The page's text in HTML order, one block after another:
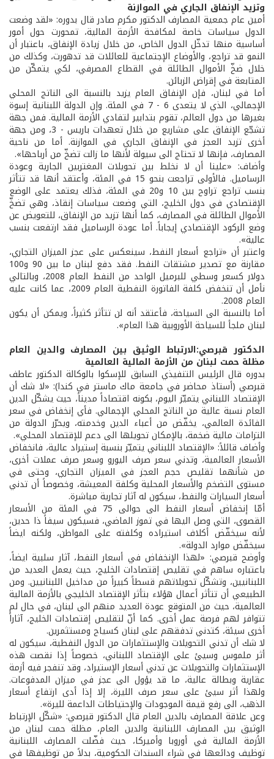
وتزيد الإنفاق الجاري في الموازنة
أمين عام جمعية المصارف الدكتور مكرم صادر قال بدوره: «لقد وضعت
الدول سياسات خاصة لمكافحة الأزمة المالية، تمحورت حول أمور
أساسية منها تدخّل الدول الخاص، من خلال زيادة الإنفاق، باعتبار أن
النمو قد تراجع، والأوضاع الإجتماعية للعائلات قد تدهورت، وكذلك من
خلال ضخّ الأموال الطائلة في القطاع المصرفي، لكي يتمكّن من
المتابعة في إقراض الزبائن.
أما في لبنان، فإن الإنفاق العام يزيد بالنسبة الى الناتج المحلي
الإجمالي، الذي لا يتعدى 6 - 7 في المئة. وإن الدولة اللبنانية إسوة
بغيرها من دول العالم، تقوم بتدابير لتفادي الأزمة المالية. فمن جهة
تشجّع الإنفاق على مشاريع من خلال تعهدات باريس - 3، ومن جهة
أخرى تزيد العجز في الإنفاق الجاري في الموازنة. أما من ناحية
المصارف، فإنها لا تحتاج الى سيولة لأنها ما زالت تضخّ من أرباحها».
وأضاف: «علينا أن لا نخلط بين تحويلات المغتربين الجارية وعودة
الرساميل. فالأولى تراجعت بنحو 15 في المئة، وأعتقد أنها قد تتأثر
بنسب تراجع تراوح بين 10 و20 في المئة، فذلك يعتمد على الوضع
الإقتصادي في دول الخليج، التي وضعت سياسات إنقاذ، وهي تضخّ
الأموال الطائلة في المصارف، كما أنها تزيد من الإنفاق، للتعويض عن
وضع الركود الإقتصادي إيجاباً. أما عودة الرساميل فقد ارتفعت بنسب
عالية».
واعتبر أن «تراجع أسعار النفط، سينعكس على عجز الميزان التجاري،
مقارنة مع تصدير مشتقات النفط. فقد دفع لبنان ما بين 90 و100
دولار كسعر وسطي للبرميل الواحد من النفط العام 2008، وبالتالي
نأمل أن تنخفض كلفة الفاتورة النفطية العام 2009، عما كانت عليه
العام 2008.
أما بالنسبة الى السياحة، فأعتقد أنه لن تتأثر كثيراً، ويمكن أن يكون
لبنان ملجأ للسياحة الأوروبية هذا العام».
الدكتور قبرصي:الارتباط الوثيق بين المصارف والدين العام
مظلة حمت لبنان من الأزمة المالية العالمية
بدوره قال الرئيس التنفيذي السابق للإسكوا بالوكالة الدكتور عاطف
قبرصي (أستاذ محاضر في جامعة ماك ماستر في كندا): «لا شك أن
الإقتصاد اللبناني يتميّز اليوم، بكونه اقتصاداً مديناً، حيث يشكّل الدين
العام نسبة عالية من الناتج المحلي الإجمالي. فأي إنخفاض في سعر
الفائدة العالمي، يخفّض من أعباء الدين وخدمته، ويحرّر الدولة من
التزامات مالية ضخمة، بالإمكان تحويلها الى دعم للإقتصاد المحلي».
وأضاف قائلاً: «الإقتصاد اللبناني يتميّز بنسبة إستيراد عالية، فانخفاض
الأسعار العالمية، وتدني سعر صرف اليورو وسعر صرف عملات أخرى،
من شأنهما تقليص حجم العجز في الميزان التجاري، وحتى في
مستوى التضخم والأسعار المحلية وكلفة المعيشة، وخصوصاً أن تدني
أسعار السيارات والنفط، سيكون له آثار تجارية مباشرة.
أمّا إنخفاض أسعار النفط الى حوالى 75 في المئة من الأسعار
القصوى، التي وصل اليها في تموز الماضي، فسيكون سيفاً ذا حدين،
لأنه سيخفّض أكلاف استيراده وكلفته على المواطن، ولكنه ايضاً
سيخفّض موارد الدولة».
وأوضح قبرصي: «لهذا الإنخفاض في أسعار النفط، آثار سلبية ايضاً،
باعتباره ساهم في تقليص إقتصادات الخليج، حيث يعمل العديد من
اللبنانيين، وتشكّل تحويلاتهم قسطاً كبيراً من مداخيل اللبنانيين. ومن
الطبيعي أن تتأثر أعمال هؤلاء بتأثر الإقتصاد الخليجي بالأزمة المالية
العالمية، حيث من المتوقع عودة العديد منهم الى لبنان، في حال لم
تتوافر لهم فرصة عمل أخرى. كما أنّ لتقليص إقتصادات الخليج، آثاراً
أخرى سيئة، كتدني تدفقهم على لبنان كسياح ومستثمرين.
لا شك أن تدني التحويلات والإستثمارات من الدول النفطية، سيكون له
أثر ملموس وسيئ على الإقتصاد اللبناني، خصوصاً إذا نقصت هذه
الإستثمارات والتحويلات عن تدني أسعار الإستيراد، وقد تنفجر فيه أزمة
عقارية وبطالة عالية، ما قد يؤول الى عجز في ميزان المدفوعات.
ولهذا أثر سيئ على سعر صرف الليرة، إلا إذا أدى ارتفاع أسعار
الذهب، الى رفع قيمة الموجودات والإحتياطات الداعمة لليرة».
وعن علاقة المصارف بالدين العام قال الدكتور قبرصي: «شكّل الإرتباط
الوثيق بين المصارف اللبنانية والدين العام، مظلة حمت لبنان من
الأزمة المالية في أوروبا وأميركا، حيث فضّلت المصارف اللبنانية
توظيف ودائعها في شراء السندات الحكومية، بدلاً من توظيفها في